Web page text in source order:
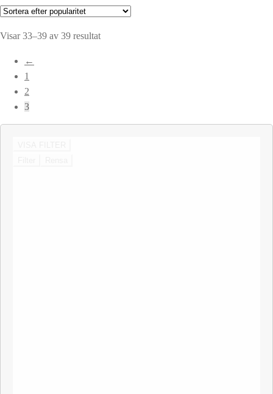
kan
Visar 33–39 av 39 resultatSortera
←
1
2
3